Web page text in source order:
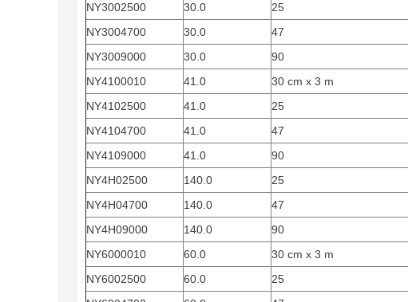
NY3002500
30.0 25
NY3004700
30.0 47
NY3009000
30.0 90
NY4100010
41.0 30 cm x 3 m
NY4102500
41.0 25
NY4104700
41.0 47
NY4109000
41.0 90
NY4H02500
140.0 25
NY4H04700
140.0 47
NY4H09000
140.0 90
NY6000010
60.0 30 cm x 3 m
NY6002500
60.0 25